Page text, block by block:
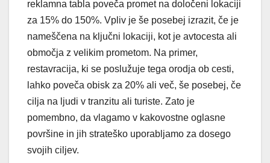
reklamna tabla poveča promet na določeni lokaciji
za 15% do 150%. Vpliv je še posebej izrazit, če je
nameščena na ključni lokaciji, kot je avtocesta ali
območja z velikim prometom. Na primer,
restavracija, ki se poslužuje tega orodja ob cesti,
lahko poveča obisk za 20% ali več, še posebej, če
cilja na ljudi v tranzitu ali turiste. Zato je
pomembno, da vlagamo v kakovostne oglasne
površine in jih strateško uporabljamo za dosego
svojih ciljev.